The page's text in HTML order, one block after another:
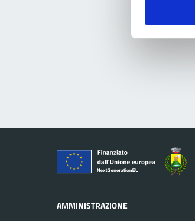
AMMINISTRAZIONE